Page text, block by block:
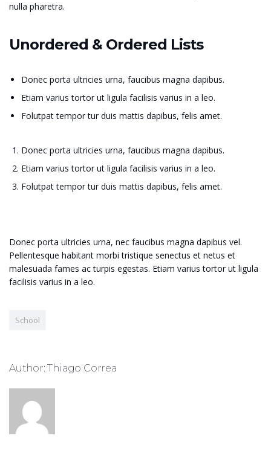
nulla pharetra.
Unordered & Ordered Lists
Donec porta ultricies urna, faucibus magna dapibus.
Etiam varius tortor ut ligula facilisis varius in a leo.
Folutpat tempor tur duis mattis dapibus, felis amet.
Donec porta ultricies urna, faucibus magna dapibus.
Etiam varius tortor ut ligula facilisis varius in a leo.
Folutpat tempor tur duis mattis dapibus, felis amet.
Donec porta ultricies urna, nec faucibus magna dapibus vel.
Pellentesque habitant morbi tristique senectus et netus et
malesuada fames ac turpis egestas. Etiam varius tortor ut ligula
facilisis varius in a leo.
School
Author: Thiago Correa